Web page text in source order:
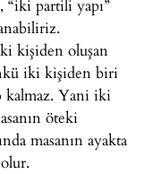
partili yapı”
kişiden oluşan
iki kişiden biri
kalmaz. Yani iki
öteki
masanın ayakta